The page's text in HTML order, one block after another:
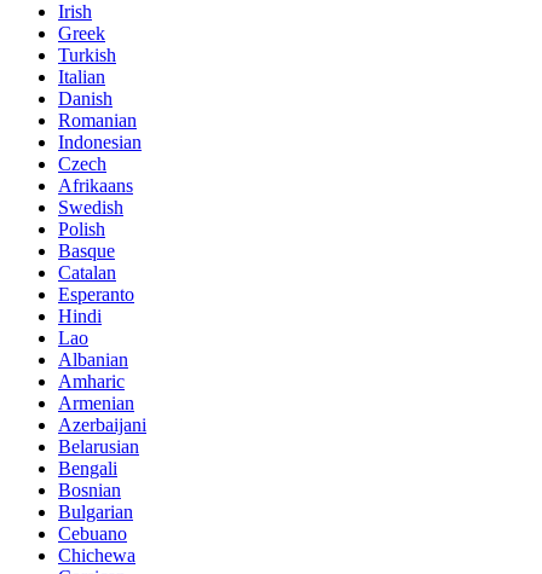
Irish
Greek
Turkish
Italian
Danish
Romanian
Indonesian
Czech
Afrikaans
Swedish
Polish
Basque
Catalan
Esperanto
Hindi
Lao
Albanian
Amharic
Armenian
Azerbaijani
Belarusian
Bengali
Bosnian
Bulgarian
Cebuano
Chichewa